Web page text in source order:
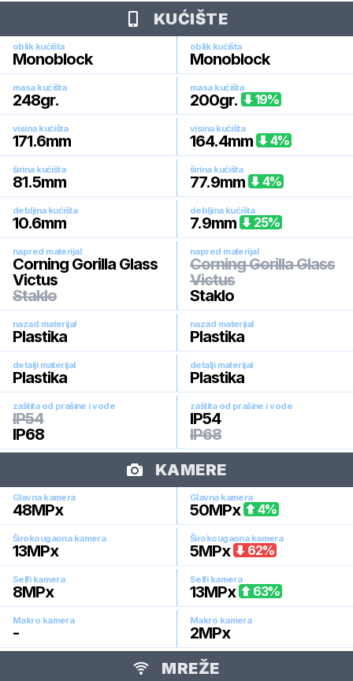
KUĆIŠTE
oblik kućišta
Monoblock
oblik kućišta
Monoblock
masa kućišta
248gr.
masa kućišta
200gr. 19%
visina kućišta
171.6mm
visina kućišta
164.4mm 4%
širina kućišta
81.5mm
širina kućišta
77.9mm 4%
debljina kućišta
10.6mm
debljina kućišta
7.9mm 25%
napred materijal
Corning Gorilla Glass
Victus
Staklo
napred materijal
Corning Gorilla Glass
Victus
Staklo
nazad materijal
Plastika
nazad materijal
Plastika
detalji materijal
Plastika
detalji materijal
Plastika
zaštita od prašine i vode
IP54
IP68
zaštita od prašine i vode
IP54
IP68
KAMERE
Glavna kamera
48MPx
Glavna kamera
50MPx 4%
Širokougaona kamera
13MPx
Širokougaona kamera
5MPx 62%
Selfi kamera
8MPx
Selfi kamera
13MPx 63%
Makro kamera
-
Makro kamera
2MPx
MREŽE